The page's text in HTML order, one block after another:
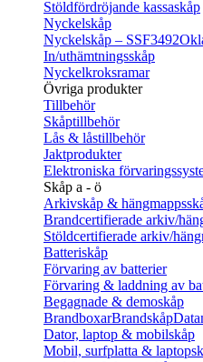
Stöldfördröjande kassaskåp
Nyckelskåp
Nyckelskåp – SSF3492
In/uthämtningsskåp
Nyckelkroksramar
Övriga produkter
Tillbehör
Skåptillbehör
Lås & låstillbehör
Jaktprodukter
Elektroniska
Skåp a - ö
Arkivskåp &
Brandcertifierade arkiv/
Stöldcertifierade arkiv/
Batteriskåp
Förvaring av batterier
Förvaring & laddning av
Begagnade & demoskåp
BrandboxarBrandskåp
Dator, laptop & mobilskåp
Mobil, surfplatta &